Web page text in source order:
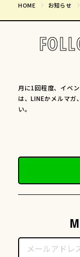
HOME お知らせ
月に1回程度、イベ
は、LINEかメルマガ
い。